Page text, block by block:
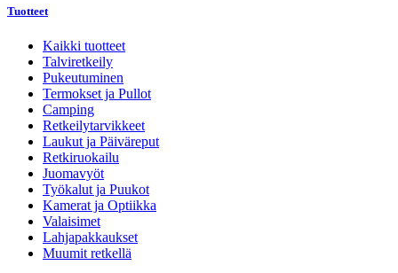
Tuotteet
Kaikki tuotteet
Talviretkeily
Pukeutuminen
Termokset ja Pullot
Camping
Retkeilytarvikkeet
Laukut ja Päiväreput
Retkiruokailu
Juomavyöt
Työkalut ja Puukot
Kamerat ja Optiikka
Valaisimet
Lahjapakkaukset
Muumit retkellä